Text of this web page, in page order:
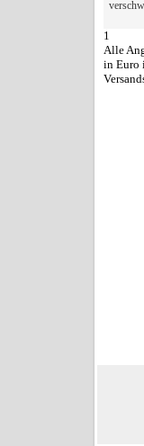
1
Alle
in Euro